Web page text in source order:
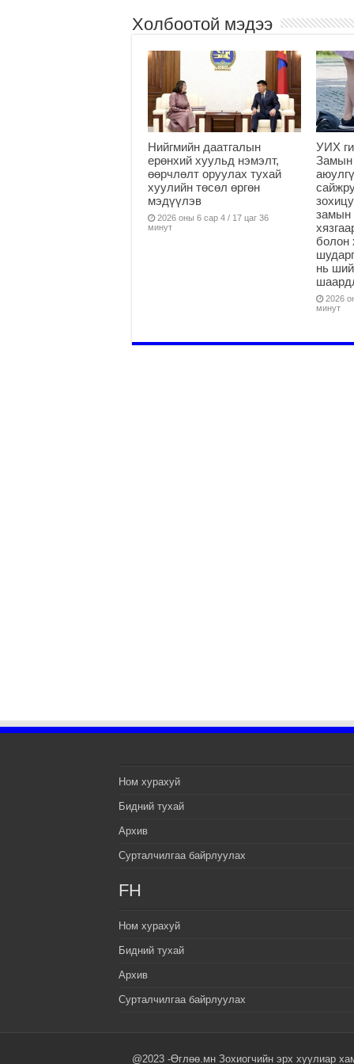
Холбоотой мэдээ
Нийгмийн даатгалын
ерөнхий хуульд нэмэлт,
өөрчлөлт оруулах тухай
хуулийн төсөл өргөн
мэдүүлэв
2026 оны 6 сар 4 / 17 цаг 36
минут
УИХ
Замын
замын
болон
нь
2026
минут
Ном хурахуй
Бидний тухай
Архив
Сурталчилгаа байрлуулах
FH
Ном хурахуй
Бидний тухай
Архив
Сурталчилгаа байрлуулах
@2023 -Өглөө.мн Зохиогчийн эрх хуулиар